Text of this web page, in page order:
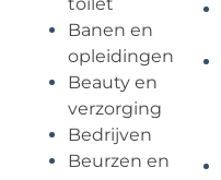
toilet
Banen en
opleidingen
Beauty en
verzorging
Bedrijven
Beurzen en